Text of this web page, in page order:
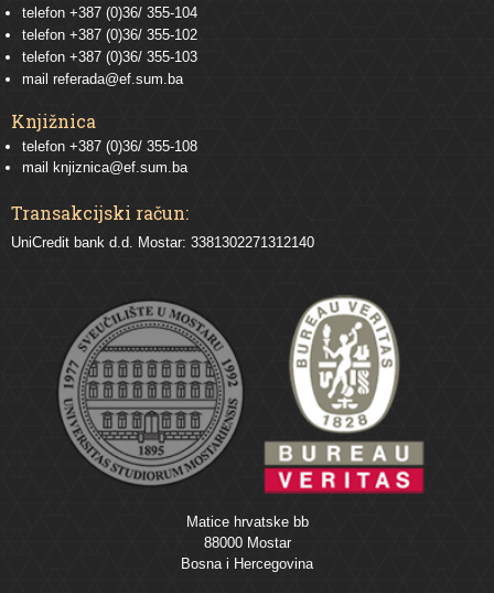
telefon +387 (0)36/ 355-104
telefon +387 (0)36/ 355-102
telefon +387 (0)36/ 355-103
mail referada@ef.sum.ba
Knjižnica
telefon +387 (0)36/ 355-108
mail knjiznica@ef.sum.ba
Transakcijski račun:
UniCredit bank d.d. Mostar: 3381302271312140
Matice hrvatske bb
88000 Mostar
Bosna i Hercegovina